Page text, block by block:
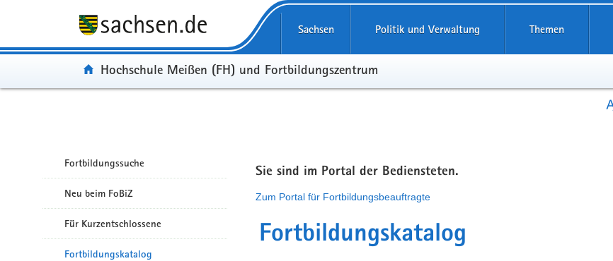
Sachsen Politik und Verwaltung Themen
Portal:
Hochschule Meißen (FH) und Fortbildungszentrum
Fortbildungssuche
Neu beim FoBiZ
Für Kurzentschlossene
Fortbildungskatalog
Sie sind im Portal der Bediensteten.
Zum Portal für Fortbildungsbeauftragte
Fortbildungskatalog